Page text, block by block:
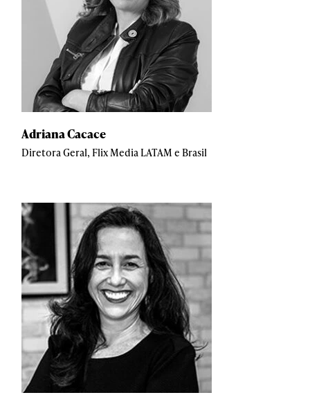
Adriana Cacace
Diretora Geral, Flix Media LATAM e Brasil